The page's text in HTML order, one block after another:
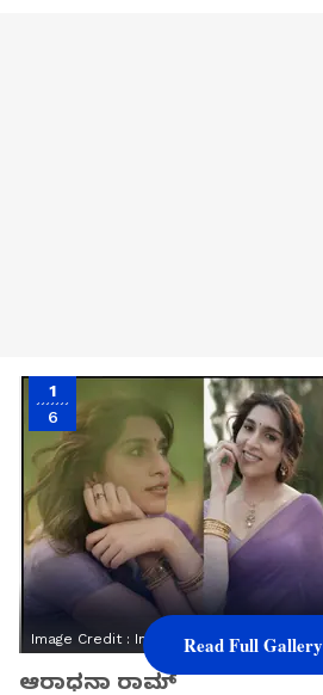
1
6
Image Credit : Instagram
ಆರಾಧನಾ ರಾಮ್
Read Full Gallery